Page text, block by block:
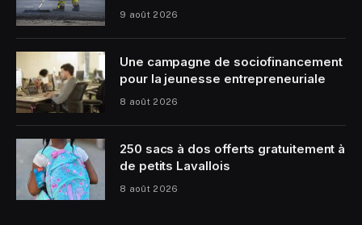
9 août 2026
Une campagne de sociofinancement
pour la jeunesse entrepreneuriale
8 août 2026
250 sacs à dos offerts gratuitement à
de petits Lavallois
8 août 2026